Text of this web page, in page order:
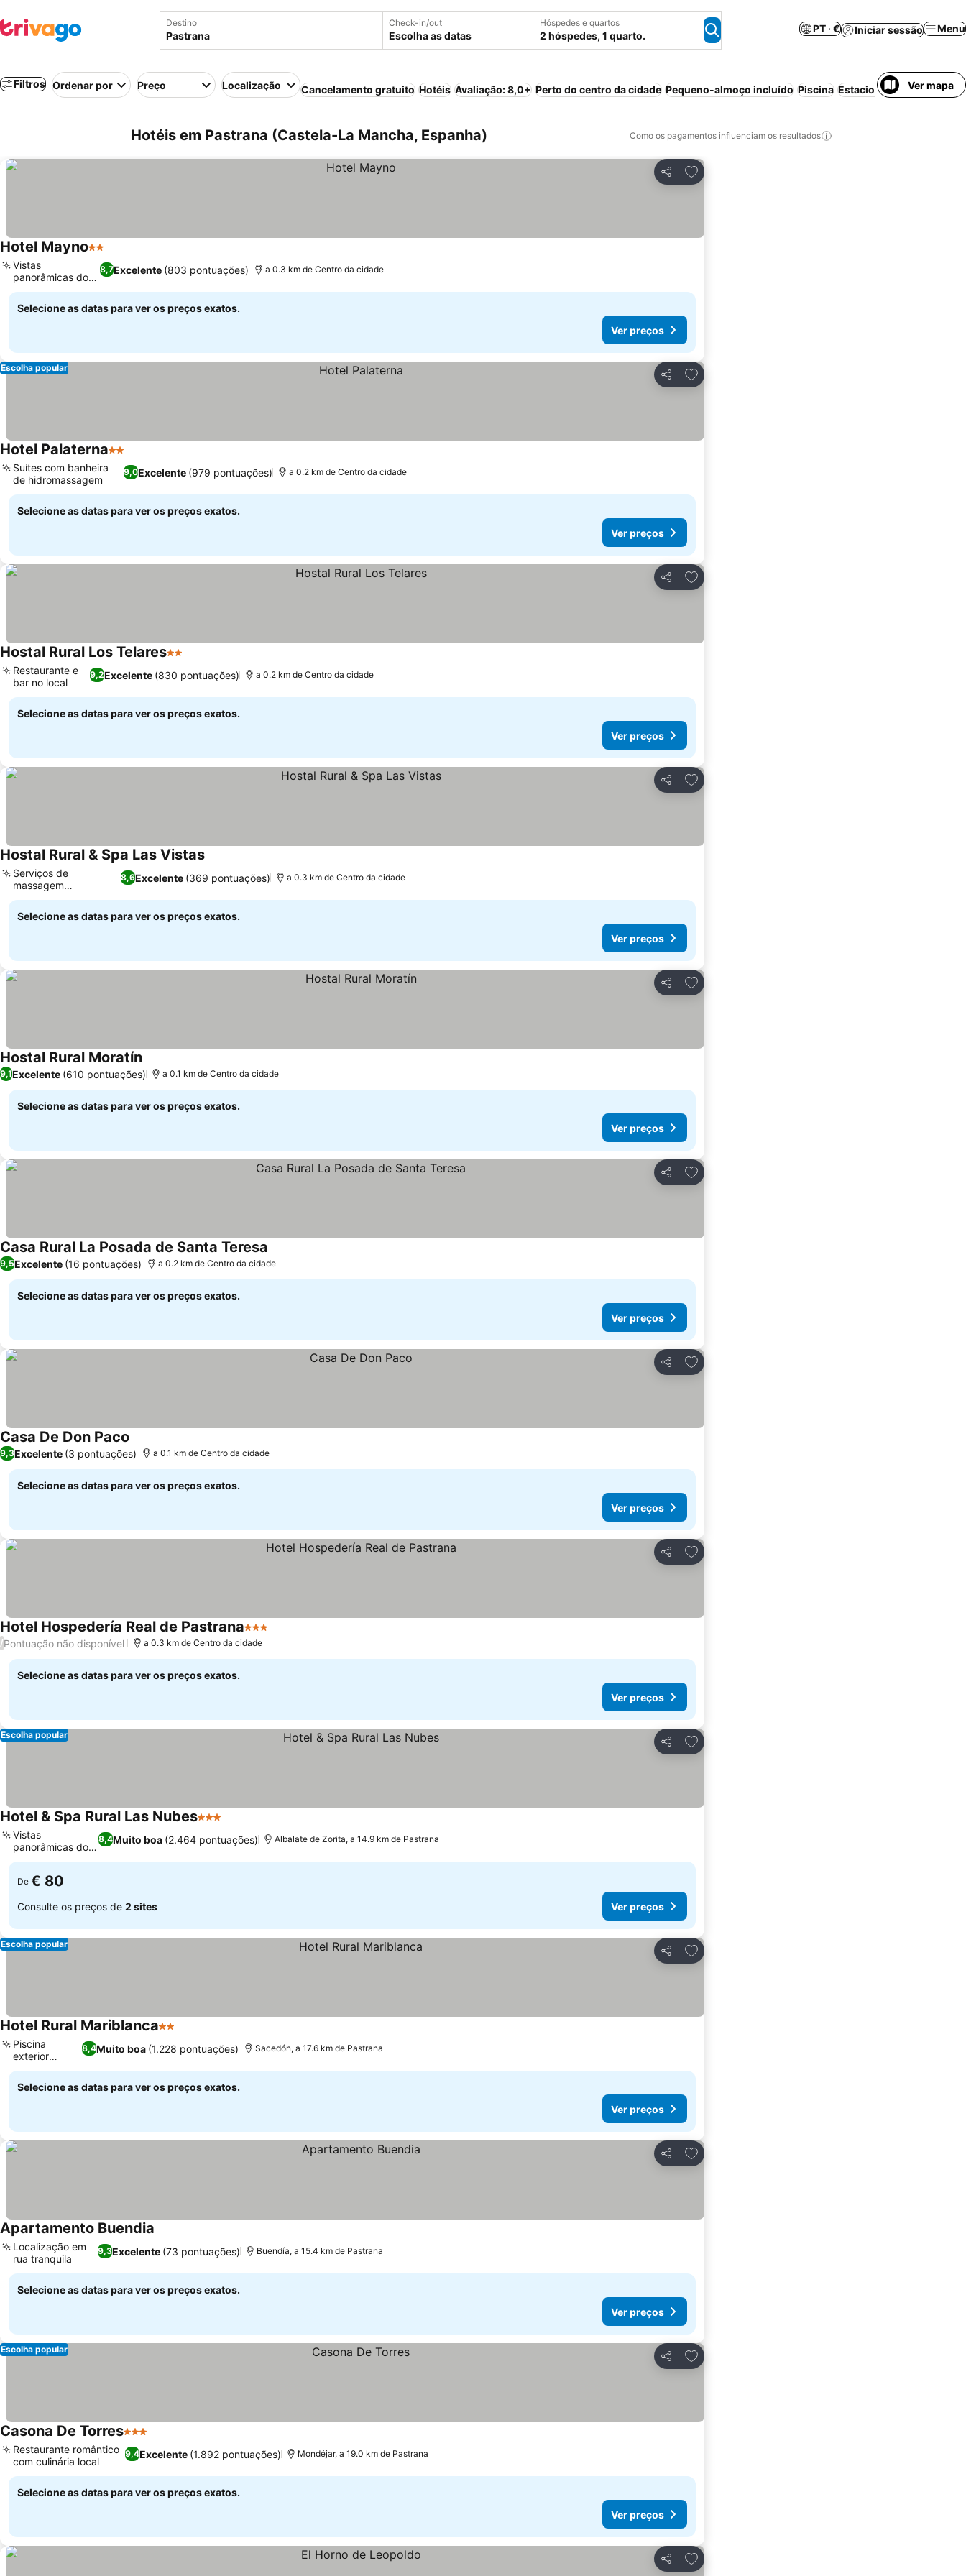
Destino Check-in/out
Escolha as datas
Hóspedes e quartos
2 hóspedes, 1 quarto.
PT · € Iniciar sessão Menu
Filtros Ordenar por Preço Localização Cancelamento gratuito Hotéis Avaliação: 8,0+ Perto do centro da cidade Pequeno-almoço incluído Piscina Estacionamento Praia
Ver mapa
Hotéis em Pastrana (Castela-La Mancha, Espanha) Como os pagamentos influenciam os resultados
Partilhar
Adicionar aos favoritos
Hotel Mayno2 Estrelas
8,7Excelente (803 pontuações)
Vistas
panorâmicas do
campo
a 0.3 km de Centro da cidade
Selecione as datas para ver os preços exatos.
Ver preços
Partilhar
Adicionar aos favoritos
Escolha popular
Hotel Palaterna2 Estrelas
9,0Excelente (979 pontuações)
Suítes com banheira
de hidromassagem
a 0.2 km de Centro da cidade
Selecione as datas para ver os preços exatos.
Ver preços
Partilhar
Adicionar aos favoritos
Hostal Rural Los Telares2 Estrelas
9,2Excelente (830 pontuações)
Restaurante e
bar no local
a 0.2 km de Centro da cidade
Selecione as datas para ver os preços exatos.
Ver preços
Partilhar
Adicionar aos favoritos
Hostal Rural & Spa Las Vistas
8,6Excelente (369 pontuações)
Serviços de
massagem
personalizados
a 0.3 km de Centro da cidade
Selecione as datas para ver os preços exatos.
Ver preços
Partilhar
Adicionar aos favoritos
Hostal Rural Moratín
9,1Excelente (610 pontuações) a 0.1 km de Centro da cidade
Selecione as datas para ver os preços exatos.
Ver preços
Partilhar
Adicionar aos favoritos
Casa Rural La Posada de Santa Teresa
9,5Excelente (16 pontuações) a 0.2 km de Centro da cidade
Selecione as datas para ver os preços exatos.
Ver preços
Partilhar
Adicionar aos favoritos
Casa De Don Paco
9,3Excelente (3 pontuações) a 0.1 km de Centro da cidade
Selecione as datas para ver os preços exatos.
Ver preços
Partilhar
Adicionar aos favoritos
Hotel Hospedería Real de Pastrana3 Estrelas
/Pontuação não disponível a 0.3 km de Centro da cidade
Selecione as datas para ver os preços exatos.
Ver preços
Partilhar
Adicionar aos favoritos
Escolha popular
Hotel & Spa Rural Las Nubes3 Estrelas
8,4Muito boa (2.464 pontuações)
Vistas
panorâmicas do
rio Tejo
Albalate de Zorita, a 14.9 km de Pastrana
De € 80
Consulte os preços de 2 sites Ver preços
Partilhar
Adicionar aos favoritos
Escolha popular
Hotel Rural Mariblanca2 Estrelas
8,4Muito boa (1.228 pontuações)
Piscina
exterior
sazonal
Sacedón, a 17.6 km de Pastrana
Selecione as datas para ver os preços exatos.
Ver preços
Partilhar
Adicionar aos favoritos
Apartamento Buendia
9,3Excelente (73 pontuações)
Localização em
rua tranquila
Buendía, a 15.4 km de Pastrana
Selecione as datas para ver os preços exatos.
Ver preços
Partilhar
Adicionar aos favoritos
Escolha popular
Casona De Torres3 Estrelas
9,4Excelente (1.892 pontuações)
Restaurante romântico
com culinária local
Mondéjar, a 19.0 km de Pastrana
Selecione as datas para ver os preços exatos.
Ver preços
Partilhar
Adicionar aos favoritos